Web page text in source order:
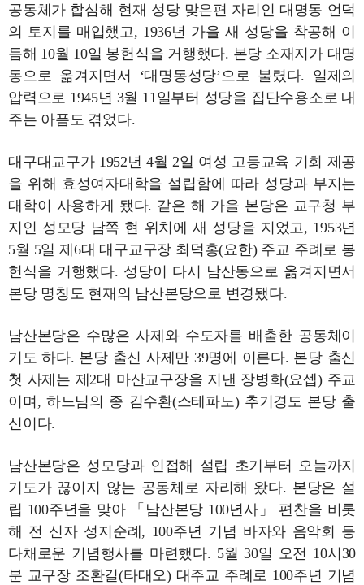
공동체가 합심해 현재 성당 맞은편 자리인 대명동 언덕
의 토지를 매입했고, 1936년 가을 새 성당을 착공해 이
듬해 10월 10일 봉헌식을 거행했다. 본당 소재지가 대명
동으로 옮겨지면서 ‘대명동성당’으로 불렸다. 일제의
압력으로 1945년 3월 11일부터 성당을 집단수용소로 내
주는 아픔도 겪었다.
대구대교구가 1952년 4월 2일 여성 고등교육 기회 제공
을 위해 효성여자대학을 설립함에 따라 성당과 부지는
대학이 사용하게 됐다. 같은 해 가을 본당은 교구청 부
지인 성모당 남쪽 현 위치에 새 성당을 지었고, 1953년
5월 5일 제6대 대구교구장 최덕홍(요한) 주교 주례로 봉
헌식을 거행했다. 성당이 다시 남산동으로 옮겨지면서
본당 명칭도 현재의 남산본당으로 변경됐다.
남산본당은 수많은 사제와 수도자를 배출한 공동체이
기도 하다. 본당 출신 사제만 39명에 이른다. 본당 출신
첫 사제는 제2대 마산교구장을 지낸 장병화(요셉) 주교
이며, 하느님의 종 김수환(스테파노) 추기경도 본당 출
신이다.
남산본당은 성모당과 인접해 설립 초기부터 오늘까지
기도가 끊이지 않는 공동체로 자리해 왔다. 본당은 설
립 100주년을 맞아 「남산본당 100년사」 편찬을 비롯
해 전 신자 성지순례, 100주년 기념 바자와 음악회 등
다채로운 기념행사를 마련했다. 5월 30일 오전 10시30
분 교구장 조환길(타대오) 대주교 주례로 100주년 기념